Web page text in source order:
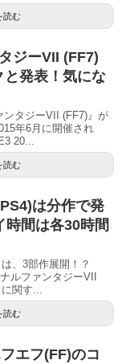
読む
ジーVII (FF7)
と発表！気にな
ンタジーVII (FF7)』が
年6月に開催され
20...
読む
は分作で発
時間は各30時間
、3部作展開！？
ルファンタジーVII
関す...
読む
エフ(FF)のコ